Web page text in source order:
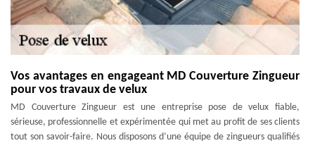
Vos avantages en engageant MD Couverture Zingueur
pour vos travaux de velux
MD Couverture Zingueur est une entreprise pose de velux fiable,
sérieuse, professionnelle et expérimentée qui met au profit de ses clients
tout son savoir-faire. Nous disposons d’une équipe de zingueurs qualifiés